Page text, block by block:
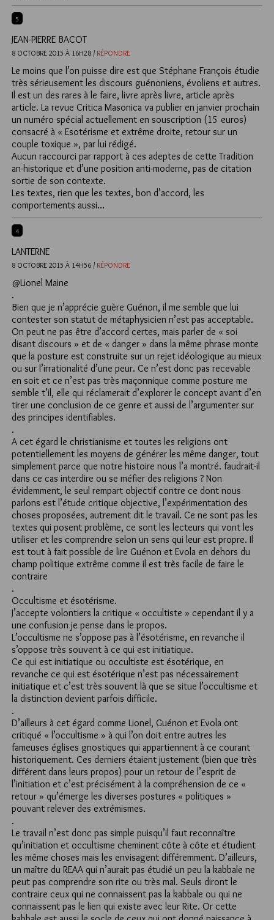
5
JEAN-PIERRE BACOT
8 OCTOBRE 2015 À 16H28 / RÉPONDRE
Le moins que l’on puisse dire est que Stéphane François étudie
très sérieusement les discours guénoniens, évoliens et autres.
Il est un des rares à le faire, livre après livre, article après
article. La revue Critica Masonica va publier en janvier prochain
un numéro spécial actuellement en souscription (15 euros)
consacré à « Esotérisme et extrême droite, retour sur un
couple toxique », par lui rédigé.
Aucun raccourci par rapport à ces adeptes de cette Tradition
an-historique et d’une position anti-moderne, pas de citation
sortie de son contexte.
Les textes, rien que les textes, bon d’accord, les
comportements aussi…
4
LANTERNE
8 OCTOBRE 2015 À 14H56 / RÉPONDRE
@Lionel Maine
.
Bien que je n’apprécie guère Guénon, il me semble que lui
contester son statut de métaphysicien n’est pas acceptable.
On peut ne pas être d’accord certes, mais parler de « soi
disant discours » et de « danger » dans la même phrase monte
que la posture est construite sur un rejet idéologique au mieux
ou sur l’irrationalité d’une peur. Ce n’est donc pas recevable
en soit et ce n’est pas très maçonnique comme posture me
semble t’il, elle qui réclamerait d’explorer le concept avant d’en
tirer une conclusion de ce genre et aussi de l’argumenter sur
des principes identifiables.
.
A cet égard le christianisme et toutes les religions ont
potentiellement les moyens de générer les même danger, tout
simplement parce que notre histoire nous l’a montré. faudrait-il
dans ce cas interdire ou se méfier des religions ? Non
évidemment, le seul rempart objectif contre ce dont nous
parlons est l’étude critique objective, l’expérimentation des
choses proposées, autrement dit le travail. Ce ne sont pas les
textes qui posent problème, ce sont les lecteurs qui vont les
utiliser et les comprendre selon un sens qui leur est propre. Il
est tout à fait possible de lire Guénon et Evola en dehors du
champ politique extrême comme il est très facile de faire le
contraire
.
Occultisme et ésotérisme.
J’accepte volontiers la critique « occultiste » cependant il y a
une confusion je pense dans le propos.
L’occultisme ne s’oppose pas à l’ésotérisme, en revanche il
s’oppose très souvent à ce qui est initiatique.
Ce qui est initiatique ou occultiste est ésotérique, en
revanche ce qui est ésotérique n’est pas nécessairement
initiatique et c’est très souvent là que se situe l’occultisme et
la distinction devient parfois difficile.
.
D’ailleurs à cet égard comme Lionel, Guénon et Evola ont
critiqué « l’occultisme » à qui l’on doit entre autres les
fameuses églises gnostiques qui appartiennent à ce courant
historiquement. Ces derniers étaient justement (bien que très
différent dans leurs propos) pour un retour de l’esprit de
l’initiation et c’est précisément à la compréhension de ce «
retour » qu’émerge les diverses postures « politiques »
pouvant relever des extrémismes.
.
Le travail n’est donc pas simple puisqu’il faut reconnaître
qu’initiation et occultisme cheminent côte à côte et étudient
les même choses mais les envisagent différemment. D’ailleurs,
un maître du REAA qui n’aurait pas étudié un peu la kabbale ne
peut pas comprendre son rite ou très mal. Seuls diront le
contraire ceux qui ne connaissent pas la kabbale ou qui ne
connaissent pas le lien qui existe avec leur Rite. Or cette